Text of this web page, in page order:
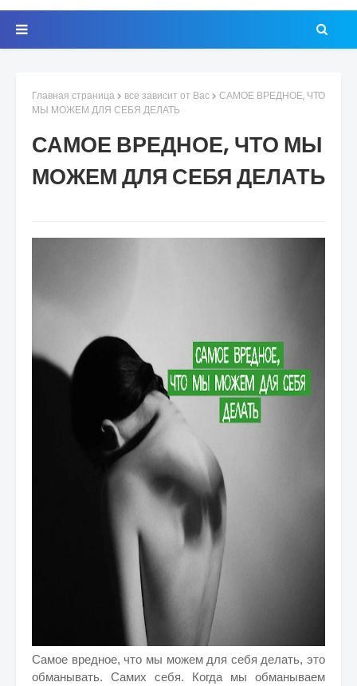
Главная страница все зависит от Вас
САМОЕ ВРЕДНОЕ, ЧТО
МЫ МОЖЕМ ДЛЯ СЕБЯ ДЕЛАТЬ
САМОЕ ВРЕДНОЕ, ЧТО МЫ
МОЖЕМ ДЛЯ СЕБЯ ДЕЛАТЬ
Самое вредное, что мы можем для себя делать, это
обманывать. Самих себя. Когда мы обманываем